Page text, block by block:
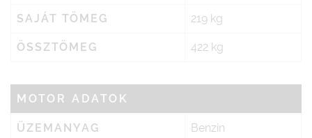
SAJÁT TÖMEG 219 kg
ÖSSZTÖMEG 422 kg
MOTOR ADATOK
ÜZEMANYAG Benzin